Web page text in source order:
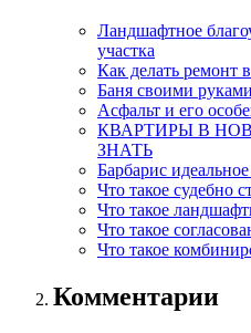
Ландшафтное
участка
Как делать ремонт
Баня своими руками
Асфальт и его
КВАРТИРЫ В
ЗНАТЬ
Барбарис
Что такое судебно
Что такое
Что такое
Что такое
Комментарии